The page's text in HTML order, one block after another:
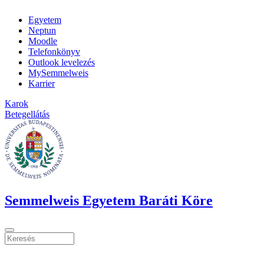
Egyetem
Neptun
Moodle
Telefonkönyv
Outlook levelezés
MySemmelweis
Karrier
Karok
Betegellátás
Semmelweis Egyetem Baráti Köre